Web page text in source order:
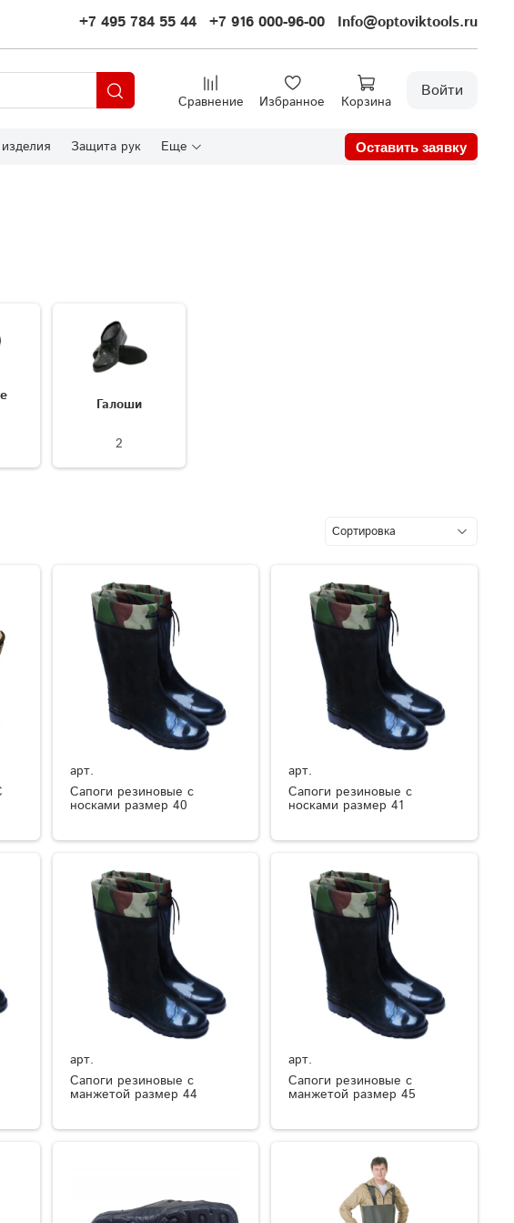
+7 495 784 55 44 +7 916 000-96-00 Info@optoviktools.ru
Сравнение Избранное Корзина
Войти
Защита рук Еще Оставить заявку
Галоши
2
арт.
Сапоги резиновые с
носками размер 40
арт.
Сапоги резиновые с
носками размер 41
арт.
Сапоги резиновые с
манжетой размер 44
арт.
Сапоги резиновые с
манжетой размер 45